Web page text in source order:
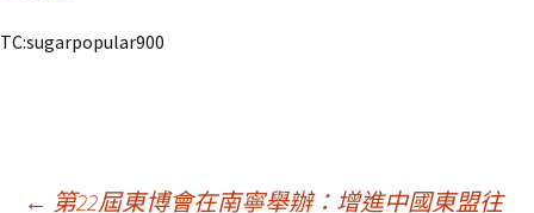
TC:sugarpopular900
← 第22屆東博會在南寧舉辦：增進中國東盟往